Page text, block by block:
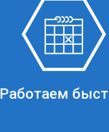
Работаем